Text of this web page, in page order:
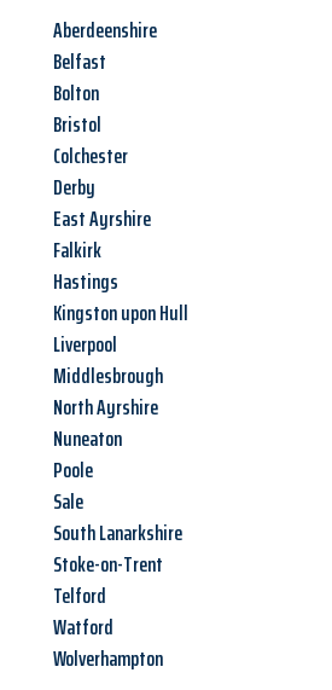
Aberdeenshire
Belfast
Bolton
Bristol
Colchester
Derby
East Ayrshire
Falkirk
Hastings
Kingston upon Hull
Liverpool
Middlesbrough
North Ayrshire
Nuneaton
Poole
Sale
South Lanarkshire
Stoke-on-Trent
Telford
Watford
Wolverhampton